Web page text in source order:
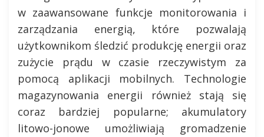
w zaawansowane funkcje monitorowania i
zarządzania energią, które pozwalają
użytkownikom śledzić produkcję energii oraz
zużycie prądu w czasie rzeczywistym za
pomocą aplikacji mobilnych. Technologie
magazynowania energii również stają się
coraz bardziej popularne; akumulatory
litowo-jonowe umożliwiają gromadzenie